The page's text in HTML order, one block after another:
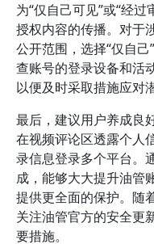
为“仅自己可见”或“经
授权内容的传播。对于
公开范围，选择“仅自
查账号的登录设备和活
以便及时采取措施应对
最后，建议用户养成良
在视频评论区透露个人
录信息登录多个平台。
成，能够大大提升油管
提供更全面的保护。随
关注油管官方的安全更
要措施。